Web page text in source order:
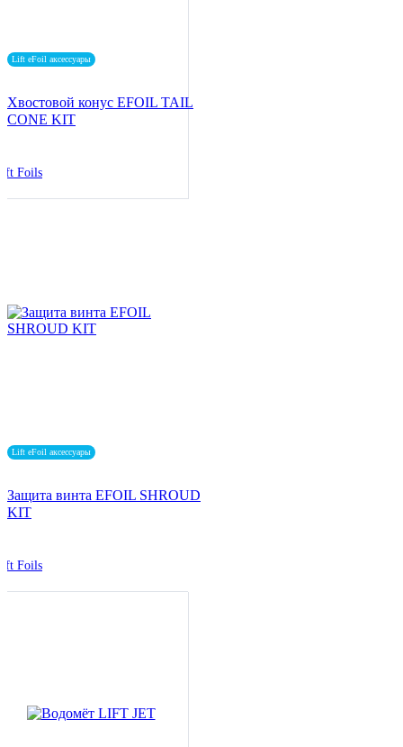
Lift eFoil аксессуары
Хвостовой конус EFOIL TAIL
CONE KIT
Foils
Lift eFoil аксессуары
Защита винта EFOIL SHROUD
KIT
Foils